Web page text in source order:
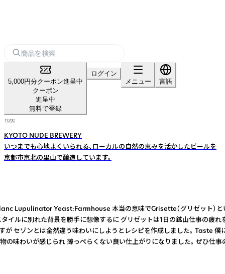
5,000円分クーポン進呈中
クーポン
進呈中
無料で登録
ログイン
メニュー
言語
KYOTO NUDE BREWERY
いつまでも心地よくいられる、ローカルの自然の恵みを活かしたビールを
京都市京北の里山で醸造しています。
Yeast:Farmhouse 本当の意味でGrisette（グリゼット）という
ルに別れた背景を勝手に想像するに グリゼットは1日の鉱山仕事
セゾンとは全然違う味わいにしようとレシピを作成しました
わいが感じられ 薄っぺらくない良い仕上がりになりました。 ぜひ仕